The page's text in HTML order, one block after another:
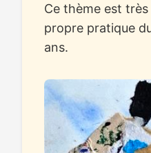
Ce thème est
propre pratique
ans.